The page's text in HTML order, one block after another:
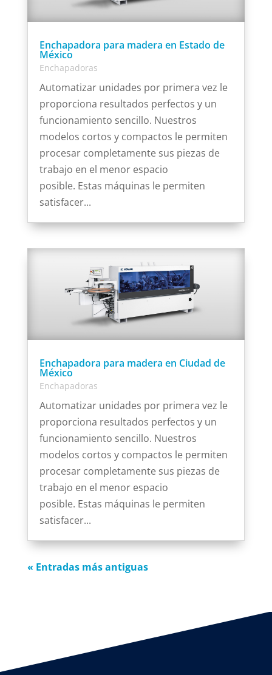
Enchapadora para madera en Estado de
México
Enchapadoras
Automatizar unidades por primera vez le
proporciona resultados perfectos y un
funcionamiento sencillo. Nuestros
modelos cortos y compactos le permiten
procesar completamente sus piezas de
trabajo en el menor espacio
posible. Estas máquinas le permiten
satisfacer...
Enchapadora para madera en Ciudad de
México
Enchapadoras
Automatizar unidades por primera vez le
proporciona resultados perfectos y un
funcionamiento sencillo. Nuestros
modelos cortos y compactos le permiten
procesar completamente sus piezas de
trabajo en el menor espacio
posible. Estas máquinas le permiten
satisfacer...
« Entradas más antiguas